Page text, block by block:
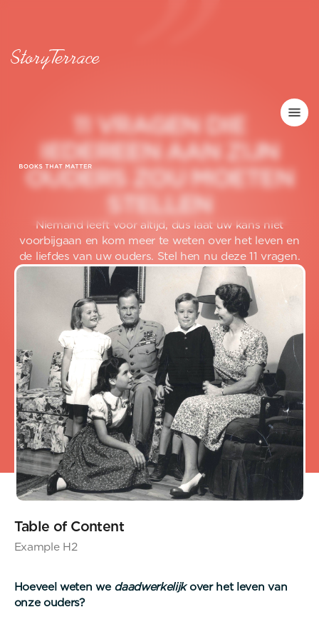
11 VRAGEN DIE
IEDEREEN AAN Z IJN
OUDERS ZOU MOE TEN
S TELLEN
Niemand leeft voor altijd, dus laat uw kans niet
voorbijgaan en kom meer te weten over het leven en
de liefdes van uw ouders. Stel hen nu deze 11 vragen.
Table of Content
Example H2
Hoeveel weten we daadwerkelijkover het leven van
onze ouders?